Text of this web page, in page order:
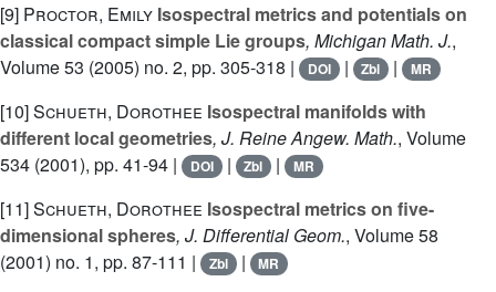
[9] Proctor, Emily Isospectral metrics and potentials on
classical compact simple Lie groups, Michigan Math. J.,
Volume 53 (2005) no. 2, pp. 305-318 | DOI | Zbl | MR
[10]Schueth, Dorothee Isospectral manifolds with
different local geometries, J. Reine Angew. Math., Volume
534 (2001), pp. 41-94 | DOI | Zbl | MR
[11]Schueth, Dorothee Isospectral metrics on five-
dimensional spheres, J. Differential Geom., Volume 58
(2001) no. 1, pp. 87-111 |
Zbl | MR